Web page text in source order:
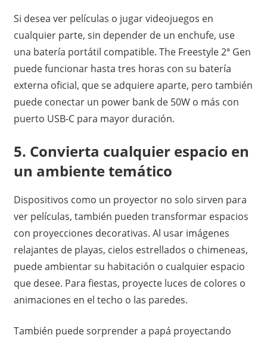
Si desea ver películas o jugar videojuegos en
cualquier parte, sin depender de un enchufe, use
una batería portátil compatible. The Freestyle 2ª Gen
puede funcionar hasta tres horas con su batería
externa oficial, que se adquiere aparte, pero también
puede conectar un power bank de 50W o más con
puerto USB-C para mayor duración.
5. Convierta cualquier espacio en
un ambiente temático
Dispositivos como un proyector no solo sirven para
ver películas, también pueden transformar espacios
con proyecciones decorativas. Al usar imágenes
relajantes de playas, cielos estrellados o chimeneas,
puede ambientar su habitación o cualquier espacio
que desee. Para fiestas, proyecte luces de colores o
animaciones en el techo o las paredes.
También puede sorprender a papá proyectando